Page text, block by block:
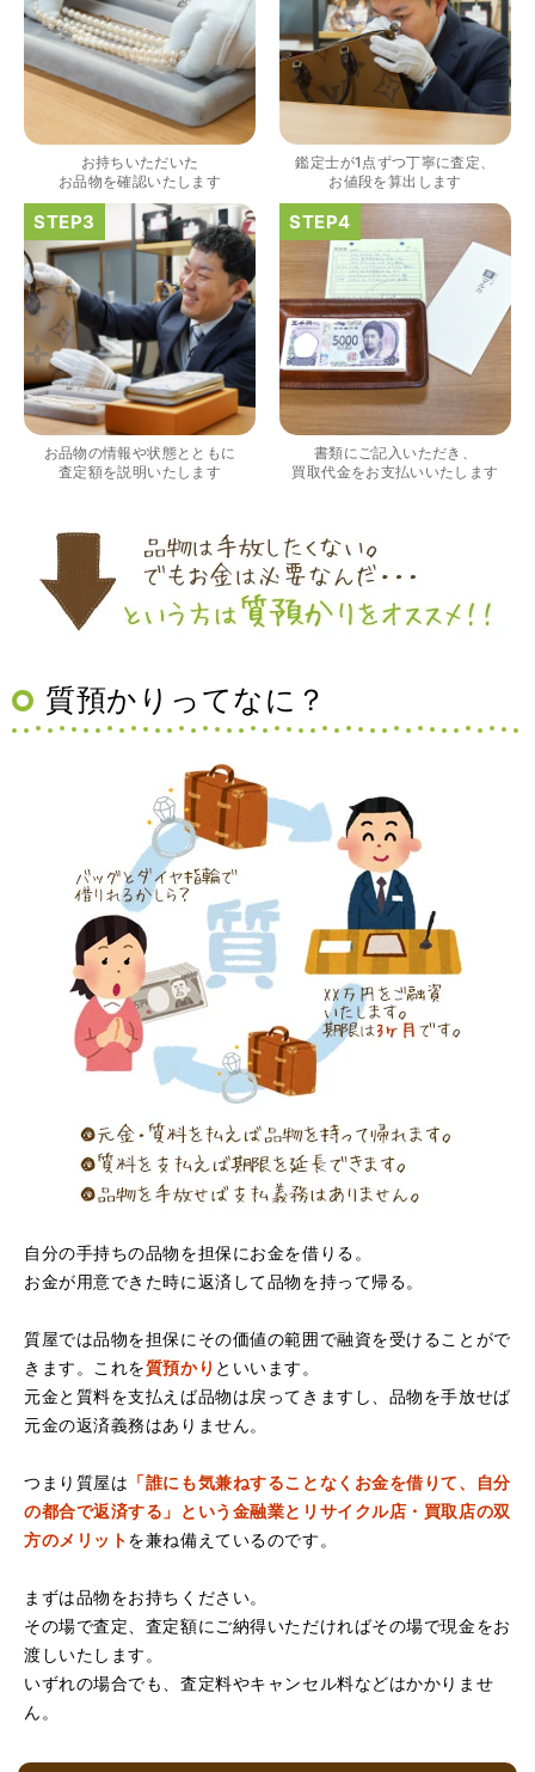
（大阪府大阪市）きれいにして頂いたうえで質入れ金額を
出していただいたのが初めてで感動しました。
（大阪府大阪市）すごく丁寧に対応して頂きました。 ホー
ムページの皆様の評価がとても良かったので、質屋自体初
めての利用でしたが、対応して頂きました担当の方もすご
く良かったです。 これから質屋をご利用される方は是非オ
ススメです。
（大阪府豊中市）買取査定の流れがとても丁寧でお話がし
やすくとても良い時間になりました!!満足出来る買取です。
（大阪府寝屋川市）質屋さんは初めてて不安でしたが、他
店買い取りより高く思っていた以上の金額で大満足です。
説明もわかりやすく、優しい話し方の対応でとても良かっ
たです。
（大阪府堺市）電話対応の時からとても感じが良くて来店
してもとても優しく、来て良かったです。これからこちら
でお世話になろうと思いました。ありがとうございまし
た。
（京都府亀岡市）他店舗にも行きましたが、対応の方があ
まりお売りしたくないと思ったので、やめました。こちら
は電話対応からも誠実な印象でしたので、こちらでお売り
しようと思っておりました。この度はありがとうございま
す。
お持ちいただいた
お品物を確認いたします
鑑定士が1点ずつ丁寧に査定、
お値段を算出します
お品物の情報や状態とともに
査定額を説明いたします
書類にご記入いただき、
買取代金をお支払いいたします
質預かりってなに？
自分の手持ちの品物を担保にお金を借りる。
お金が用意できた時に返済して品物を持って帰る。
質屋では品物を担保にその価値の範囲で融資を受けることがで
きます。これを質預かり といいます。
元金と質料を支払えば品物は戻ってきますし、品物を手放せば
元金の返済義務はありません。
つまり質屋は 「誰にも気兼ねすることなくお金を借りて、自分
の都合で返済する」という金融業とリサイクル店・買取店の双
方のメリットを兼ね備えているのです。
まずは品物をお持ちください。
その場で査定、査定額にご納得いただければその場で現金をお
渡しいたします。
いずれの場合でも、査定料やキャンセル料などはかかりませ
ん。